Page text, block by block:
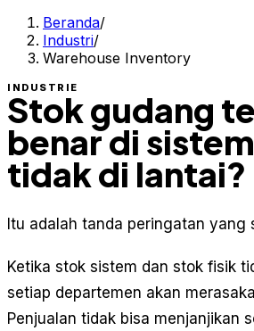
Beranda/
Industri/
Warehouse Inventory
INDUSTRIE
Stok gudang
benar di
tidak di lantai?
Itu adalah tanda peringatan yang
Ketika stok sistem dan stok fisik
setiap departemen akan
Penjualan tidak bisa menjanjikan